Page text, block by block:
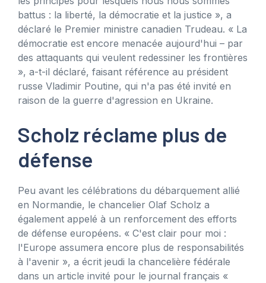
battus : la liberté, la démocratie et la justice », a
déclaré le Premier ministre canadien Trudeau. « La
démocratie est encore menacée aujourd'hui – par
des attaquants qui veulent redessiner les frontières
», a-t-il déclaré, faisant référence au président
russe Vladimir Poutine, qui n'a pas été invité en
raison de la guerre d'agression en Ukraine.
Scholz réclame plus de
défense
Peu avant les célébrations du débarquement allié
en Normandie, le chancelier Olaf Scholz a
également appelé à un renforcement des efforts
de défense européens. « C'est clair pour moi :
l'Europe assumera encore plus de responsabilités
à l'avenir », a écrit jeudi la chancelière fédérale
dans un article invité pour le journal français «